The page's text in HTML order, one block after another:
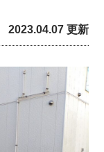
2023.04.07 更新